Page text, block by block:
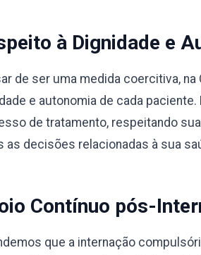
à Dignidade e
de ser uma medida coercitiva, na
e autonomia de cada
de tratamento, respeitando
as decisões relacionadas à sua
Contínuo pós-
que a internação